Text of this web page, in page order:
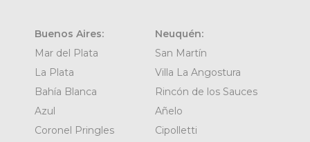
Buenos Aires:
Mar del Plata
La Plata
Bahía Blanca
Azul
Coronel Pringles
Neuquén:
San Martín
Villa La Angostura
Rincón de los Sauces
Añelo
Cipolletti